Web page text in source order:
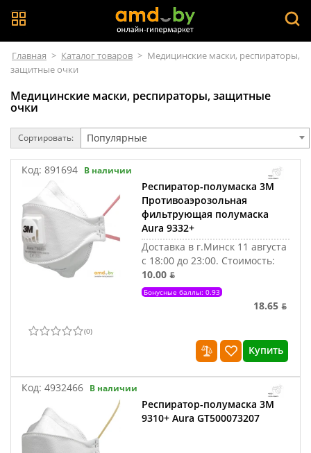
Главная > Каталог товаров > Медицинские маски, респираторы,
защитные очки
Медицинские маски, респираторы, защитные
очки
Сортировать: Популярные
Код: 891694 В наличии
Респиратор-полумаска 3M
Противоаэрозольная
фильтрующая полумаска
Aura 9332+
Доставка в г.Минск 11 августа
с 18:00 до 23:00. Стоимость:
10.00 ƃ
Бонусные баллы: 0.93
18.65 ƃ
(0)
Купить
Код: 4932466 В наличии
Респиратор-полумаска 3M
9310+ Aura GT500073207